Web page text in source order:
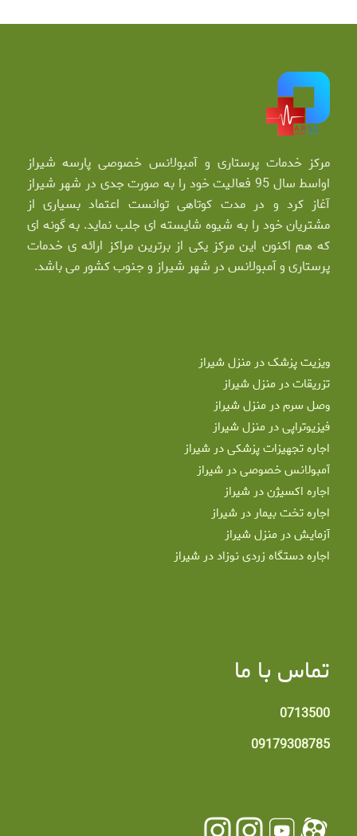
مرکز خدمات پرستاری و آمبولانس خصوصی پارسه شیراز
اواسط سال 95 فعالیت خود را به صورت جدی در شهر شیراز
آغاز کرد و در مدت کوتاهی توانست اعتماد بسیاری از
مشتریان خود را به شیوه شایسته ای جلب نماید. به گونه ای
که هم اکنون این مرکز یکی از برترین مراکز ارائه ی خدمات
پرستاری و آمبولانس در شهر شیراز و جنوب کشور می باشد.
ویزیت پزشک در منزل شیراز
تزریقات در منزل شیراز
وصل سرم در منزل شیراز
فیزیوتراپی در منزل شیراز
اجاره تجهیزات پزشکی در شیراز
آمبولانس خصوصی در شیراز
اجاره اکسیژن در شیراز
اجاره تخت بیمار در شیراز
آزمایش در منزل شیراز
اجاره دستگاه زردی نوزاد در شیراز
تماس با ما
0713500
09179308785